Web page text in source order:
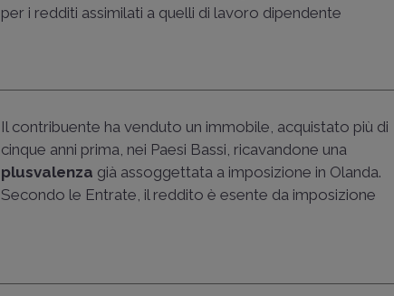
per i redditi assimilati a quelli di lavoro dipendente
Il contribuente ha venduto un immobile, acquistato più di
cinque anni prima, nei Paesi Bassi, ricavandone una
plusvalenza già assoggettata a imposizione in Olanda.
Secondo le Entrate, il reddito è esente da imposizione